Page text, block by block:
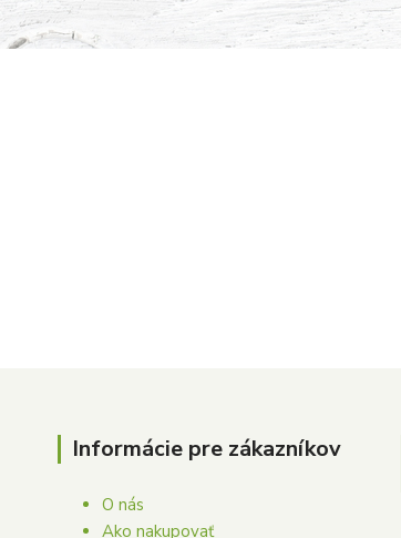
Informácie pre zákazníkov
O nás
Ako nakupovať